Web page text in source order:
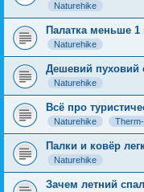
Naturehike
Палатка меньше 1
Naturehike
Дешевий пуховий
Naturehike
Всё про
Naturehike
Палки и ковёр
Naturehike
Зачем летний